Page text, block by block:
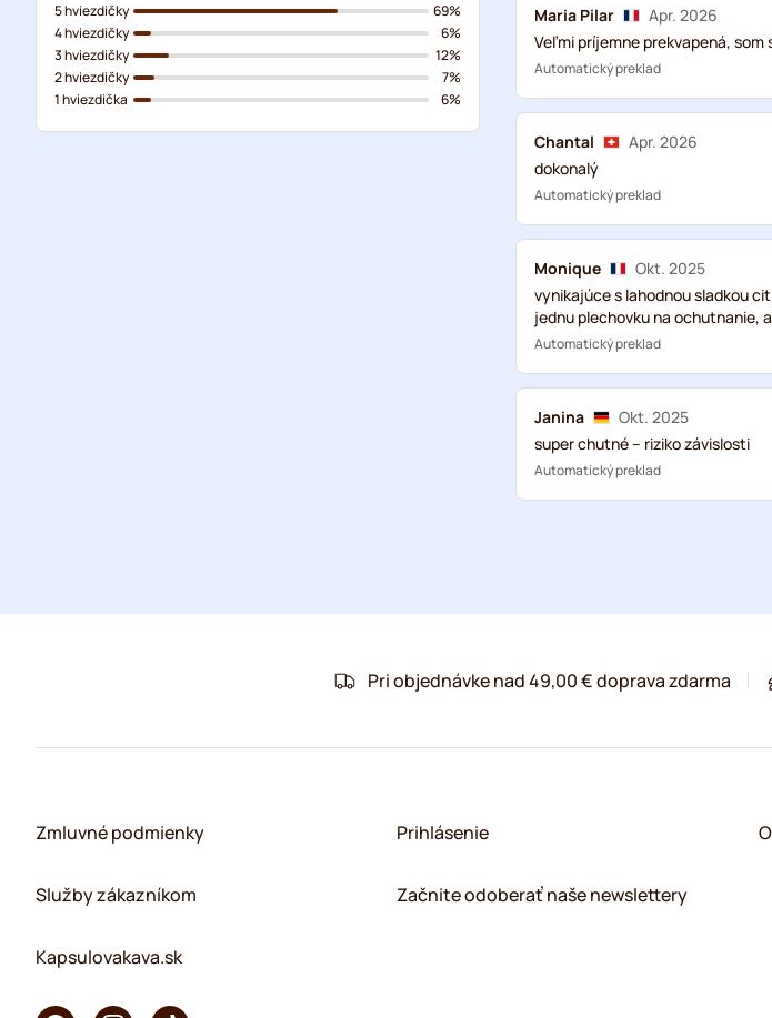
5 hviezdičky
4 hviezdičky
3 hviezdičky
2 hviezdičky
1 hviezdička
69%
6%
12%
7%
6%
Maria Pilar
Apr. 2026
Veľmi príjemne prekvapená,
Automatický preklad
Chantal
Apr. 2026
dokonalý
Automatický preklad
Monique
Okt. 2025
vynikajúce s lahodnou sladkou
jednu plechovku na ochutnanie,
Automatický preklad
Janina
Okt. 2025
super chutné -- riziko závislosti
Automatický preklad
Pri objednávke nad 49,00 € doprava zdarma
Zmluvné podmienky
Služby zákazníkom
Kapsulovakava.sk
Prihlásenie
Začnite odoberať naše newslettery